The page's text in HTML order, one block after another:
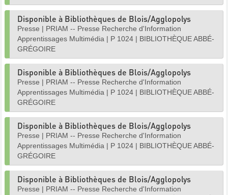
Disponible à Bibliothèques de Blois/Agglopolys
Presse | PRIAM -- Presse Recherche d'Information
Apprentissages Multimédia | P 1024 | BIBLIOTHÈQUE ABBÉ-
GRÉGOIRE
Disponible à Bibliothèques de Blois/Agglopolys
Presse | PRIAM -- Presse Recherche d'Information
Apprentissages Multimédia | P 1024 | BIBLIOTHÈQUE ABBÉ-
GRÉGOIRE
Disponible à Bibliothèques de Blois/Agglopolys
Presse | PRIAM -- Presse Recherche d'Information
Apprentissages Multimédia | P 1024 | BIBLIOTHÈQUE ABBÉ-
GRÉGOIRE
Disponible à Bibliothèques de Blois/Agglopolys
Presse | PRIAM -- Presse Recherche d'Information